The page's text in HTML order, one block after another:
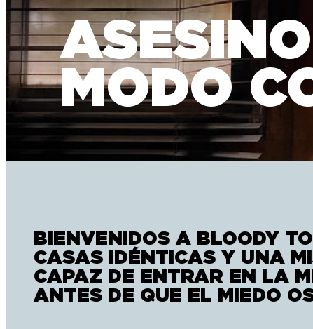
MODO
BIENVENIDOS A BLOODY
CASAS IDÉNTICAS Y UNA
CAPAZ DE ENTRAR EN LA
ANTES DE QUE EL MIEDO